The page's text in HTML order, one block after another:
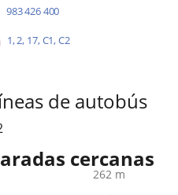
courrier
Téléphones
983 426 400
Líneas
1Enlace
externa.
,2Enlace
externa.
, 17Enlace
externa.
,C1Enlace
externa.
,C2Enlace
externa.
de autobús
cercanas
262 m